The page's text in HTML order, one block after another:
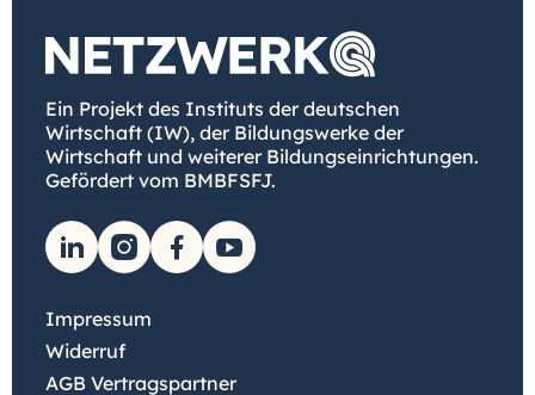
Ein Projekt des Instituts der deutschen
Wirtschaft (IW), der Bildungswerke der
Wirtschaft und weiterer Bildungseinrichtungen.
Gefördert vom BMBFSFJ.
Impressum
Widerruf
AGB Vertragspartner